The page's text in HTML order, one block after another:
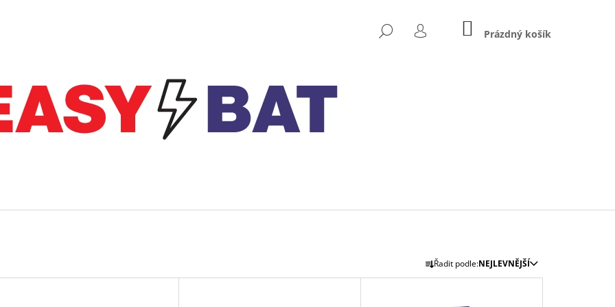
HLEDAT
PŘIHLÁŠENÍ
NÁKUPNÍ
KOŠÍK
Prázdný košík
Ř
A
Řadit podle:NEJLEVNĚJŠÍ
CO POTŘEBUJETE NAJÍT?
HLEDAT
Následující